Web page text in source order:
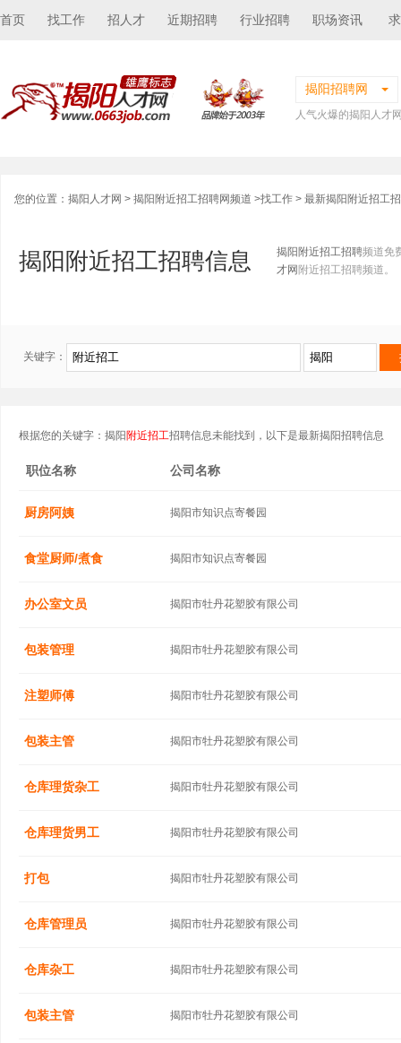
首页 找工作 招人才 近期招聘 行业招聘 职场资讯
揭阳招聘网
人气火爆的揭阳人才
您的位置： 揭阳人才网 > 揭阳附近招工招聘网频道 >找工作 > 最新揭阳附近招工
揭阳附近招工招聘信息 揭阳附近招工招聘频道免
才网 附近招工招聘频道。
关键字：
根据您的关键字：揭阳 附近招工招聘信息未能找到，以下是最新揭阳招聘信息
职位名称 公司名称
厨房阿姨 揭阳市知识点寄餐园
食堂厨师/煮食 揭阳市知识点寄餐园
办公室文员 揭阳市牡丹花塑胶有限公司
包装管理 揭阳市牡丹花塑胶有限公司
注塑师傅 揭阳市牡丹花塑胶有限公司
包装主管 揭阳市牡丹花塑胶有限公司
仓库理货杂工 揭阳市牡丹花塑胶有限公司
仓库理货男工 揭阳市牡丹花塑胶有限公司
打包 揭阳市牡丹花塑胶有限公司
仓库管理员 揭阳市牡丹花塑胶有限公司
仓库杂工 揭阳市牡丹花塑胶有限公司
包装主管 揭阳市牡丹花塑胶有限公司